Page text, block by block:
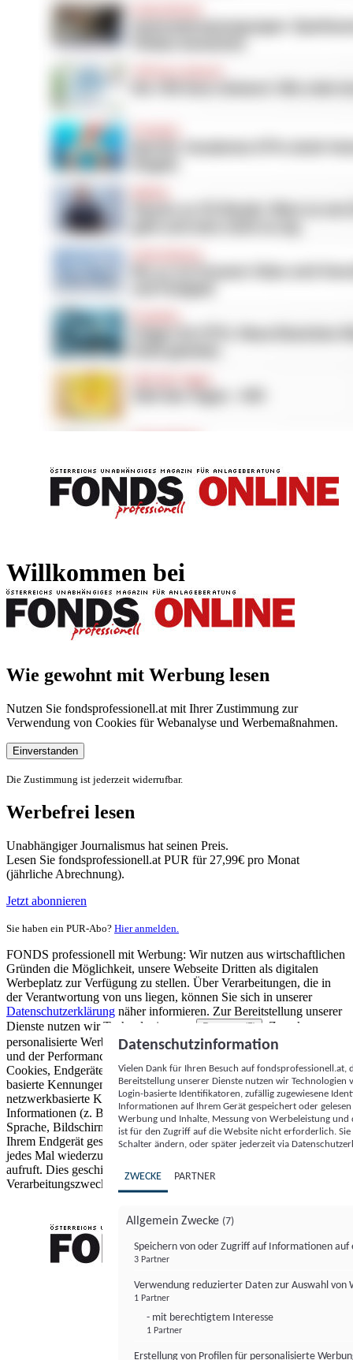
Willkommen bei
Wie gewohnt mit Werbung lesen
Nutzen Sie fondsprofessionell.at mit Ihrer Zustimmung zur
Verwendung von Cookies für Webanalyse und Werbemaßnahmen.
Einverstanden
Die Zustimmung ist jederzeit widerrufbar.
Werbefrei lesen
Unabhängiger Journalismus hat seinen Preis.
Lesen Sie fondsprofessionell.at PUR für 27,99€ pro Monat
(jährliche Abrechnung).
Jetzt abonnieren
Sie haben ein PUR-Abo? Hier anmelden.
FONDS professionell mit Werbung: Wir nutzen aus wirtschaftlichen
Gründen die Möglichkeit, unsere Webseite Dritten als digitalen
Werbeplatz zur Verfügung zu stellen. Über Verarbeitungen, die in
der Verantwortung von uns liegen, können Sie sich in unserer
Datenschutzerklärung näher informieren. Zur Bereitstellung unserer
Dienste nutzen wir Technologien von
Partnern (5)
. Zwecke:
personalisierte Werbung und Inhalte, Messung von Werbeleistung
und der Performance von Inhalten sowie Zielgruppenforschung.
Cookies, Endgeräte- oder ähnliche Online-Kennungen (z. B. login-
basierte Kennungen, zufällig generierte Kennungen,
netzwerkbasierte Kennungen) können zusammen mit anderen
Informationen (z. B. Browsertyp und Browserinformationen,
Sprache, Bildschirmgröße, unterstützte Technologien usw.) auf
Ihrem Endgerät gespeichert oder von dort ausgelesen werden, um es
jedes Mal wiederzuerkennen, wenn es eine App oder einer Webseite
aufruft. Dies geschieht für einen oder mehrere der hier aufgeführten
Verarbeitungszwecke.
Datenschutzinformation
Vielen Dank für Ihren Besuch auf
Bereitstellung unserer Dienste nutzen wir Technologien
Login-basierte Identifikatoren, zufällig zugewiesene
Informationen auf Ihrem Gerät gespeichert oder
Werbung und Inhalte, Messung von Werbeleistung
ist für den Zugriff auf die Website nicht erforderlich.
Schalter ändern, oder später jederzeit via
ZWECKE PARTNER
Allgemein Zwecke (7)
Speichern von oder Zugriff auf Informationen auf
3 Partner
Verwendung reduzierter Daten zur Auswahl von
1 Partner
- mit berechtigtem Interesse
1 Partner
Erstellung von Profilen für personalisierte
FONDS professionell